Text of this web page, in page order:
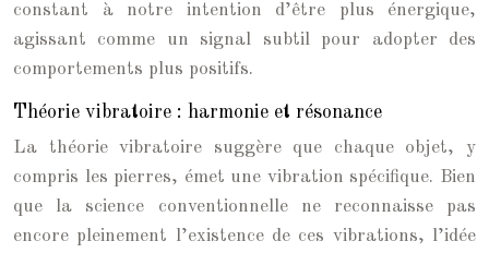
constant à notre intention d’être plus énergique,
agissant comme un signal subtil pour adopter des
comportements plus positifs.
Théorie vibratoire : harmonie et résonance
La théorie vibratoire suggère que chaque objet, y
compris les pierres, émet une vibration spécifique. Bien
que la science conventionnelle ne reconnaisse pas
encore pleinement l’existence de ces vibrations, l’idée